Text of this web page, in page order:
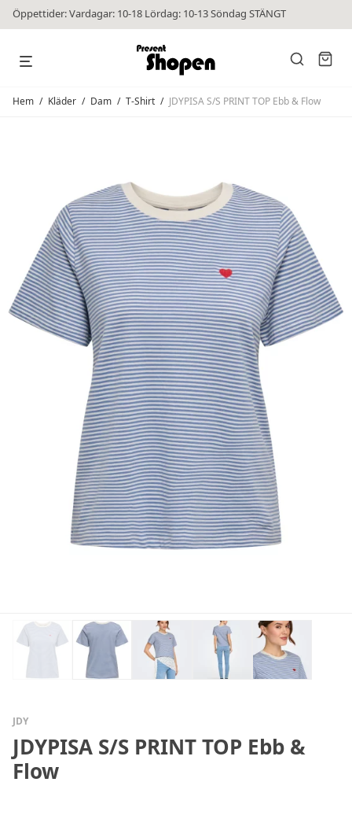
Öppettider: Vardagar: 10-18 Lördag: 10-13 Söndag STÄNGT
Hem / Kläder / Dam / T-Shirt / JDYPISA S/S PRINT TOP Ebb & Flow
JDY
JDYPISA S/S PRINT TOP Ebb &
Flow